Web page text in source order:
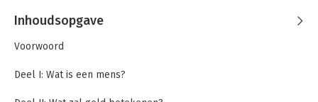
Inhoudsopgave
Voorwoord
Deel I: Wat is een mens?